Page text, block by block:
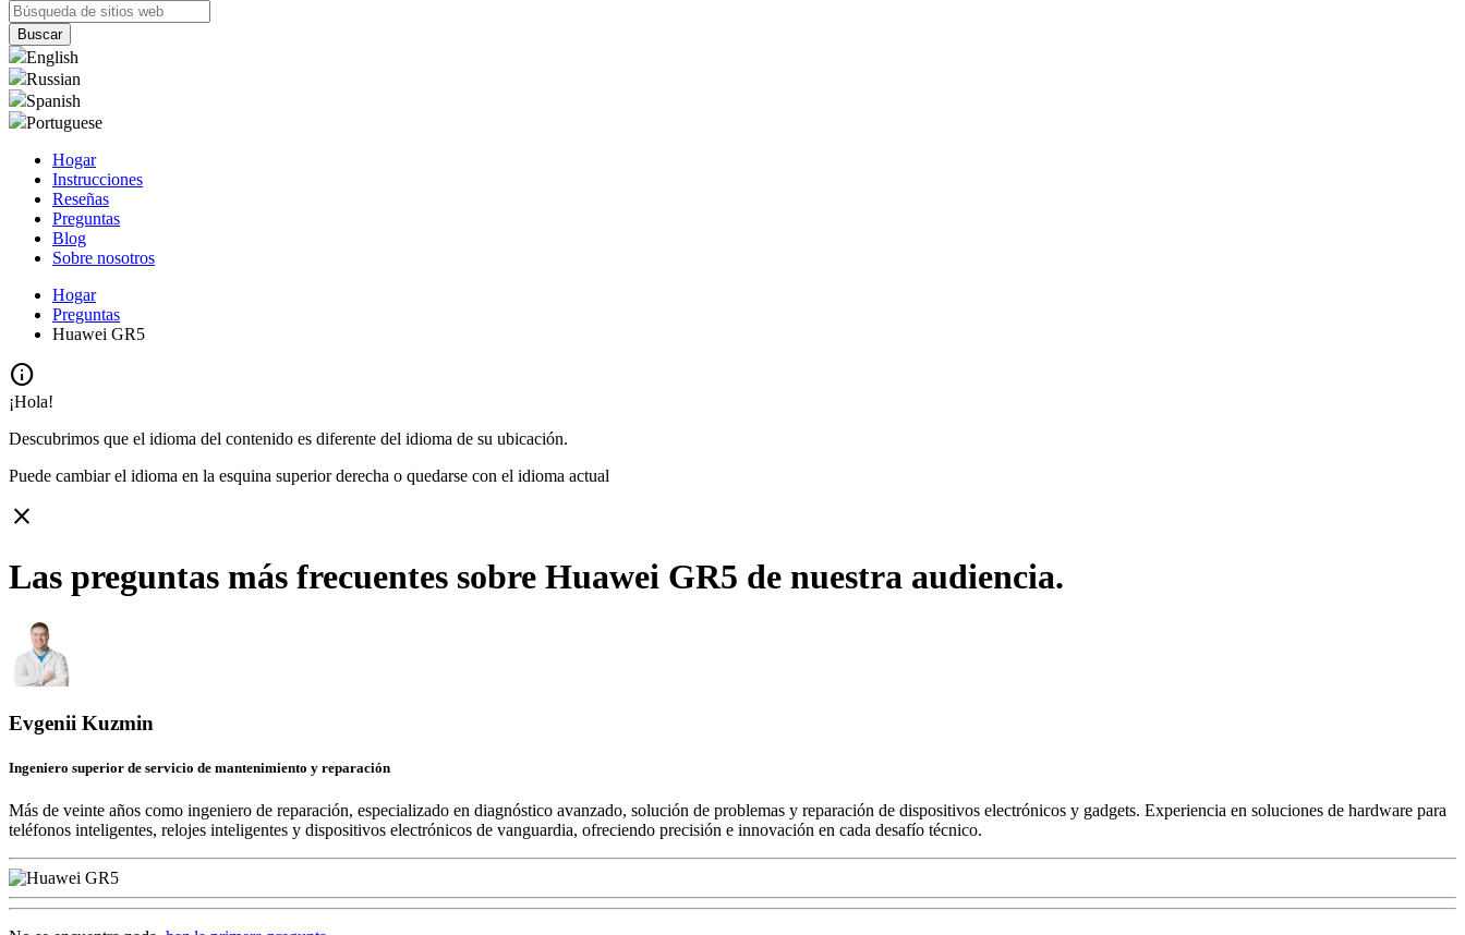
English
Russian
Spanish
Portuguese
Hogar
Instrucciones
Reseñas
Preguntas
Blog
Sobre nosotros
Hogar
Preguntas
Huawei GR5
info
¡Hola!
Descubrimos que el idioma del contenido es diferente del idioma de su ubicación.
Puede cambiar el idioma en la esquina superior derecha o quedarse con el idioma actual
close
Las preguntas más frecuentes sobre Huawei GR5 de nuestra audiencia.
Evgenii Kuzmin
Ingeniero superior de servicio de mantenimiento y reparación
Más de veinte años como ingeniero de reparación, especializado en diagnóstico avanzado, solución de problemas y reparación de dispositivos electrónicos y gadgets. Experiencia en soluciones de hardware para
teléfonos inteligentes, relojes inteligentes y dispositivos electrónicos de vanguardia, ofreciendo precisión e innovación en cada desafío técnico.